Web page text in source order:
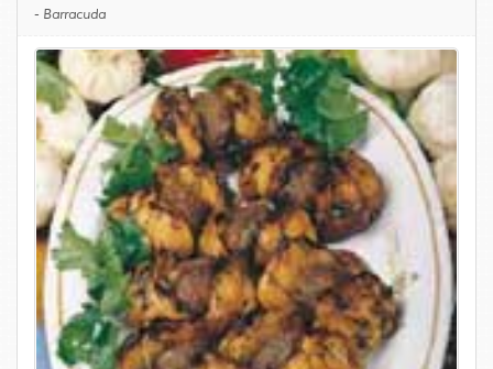
- Barracuda